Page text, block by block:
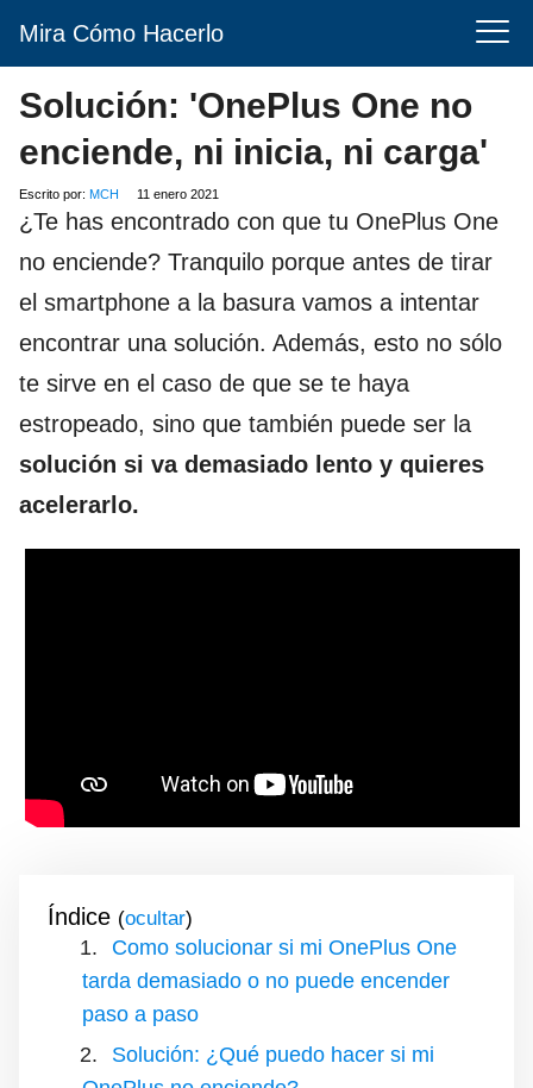
Mira Cómo Hacerlo
Solución: 'OnePlus One no
enciende, ni inicia, ni carga'
Escrito por: MCH 11 enero 2021
¿Te has encontrado con que tu OnePlus One
no enciende? Tranquilo porque antes de tirar
el smartphone a la basura vamos a intentar
encontrar una solución. Además, esto no sólo
te sirve en el caso de que se te haya
estropeado, sino que también puede ser la
solución si va demasiado lento y quieres
acelerarlo.
Índice ( )
Como solucionar si mi OnePlus One
tarda demasiado o no puede encender
paso a paso
Solución: ¿Qué puedo hacer si mi